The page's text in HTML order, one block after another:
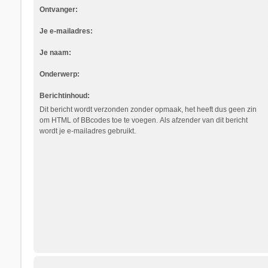
Ontvanger:
Je e-mailadres:
Je naam:
Onderwerp:
Berichtinhoud:
Dit bericht wordt verzonden zonder opmaak, het heeft dus geen zin
om HTML of BBcodes toe te voegen. Als afzender van dit bericht
wordt je e-mailadres gebruikt.